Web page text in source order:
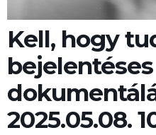
Kell, hogy
2025.05.08.